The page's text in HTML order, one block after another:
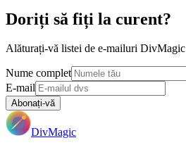
Doriți să fiți la curent?
Alăturați-vă listei de e-mailuri
Nume complet
E-mail
Abonați-vă
DivMagic